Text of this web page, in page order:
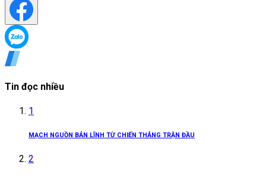
Tin đọc nhiều
1
MẠCH NGUỒN BẢN LĨNH TỪ CHIẾN THẮNG TRẬN ĐẦU
2